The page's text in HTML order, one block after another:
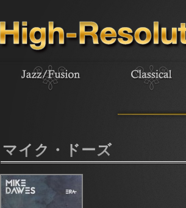
マイク・ドーズ